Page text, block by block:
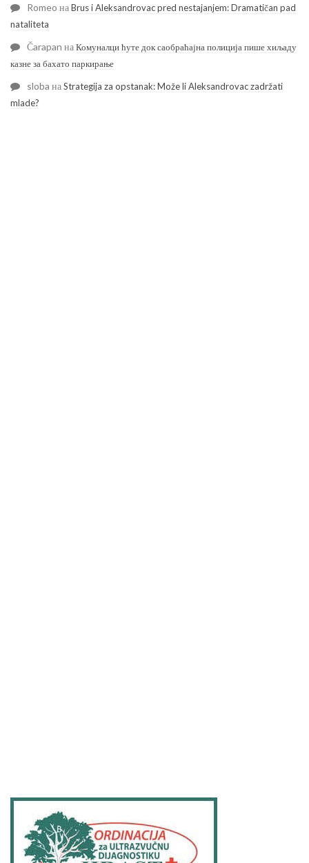
Romeo наBrus i Aleksandrovac pred nestajanjem: Dramatičan pad
nataliteta
Čarapan наКомуналци ћуте док саобраћајна полиција пише хиљаду
казне за бахато паркирање
sloba наStrategija za opstanak: Može li Aleksandrovac zadržati
mlade?